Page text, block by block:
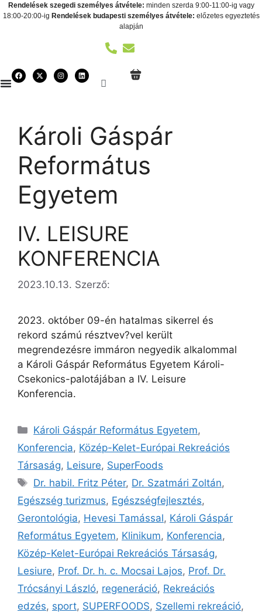
Rendelések szegedi személyes átvétele: minden szerda 9:00-11:00-ig vagy
18:00-20:00-ig Rendelések budapesti személyes átvétele: előzetes egyeztetés
alapján
Károli Gáspár
Református
Egyetem
IV. LEISURE
KONFERENCIA
2023.10.13. Szerző:
2023. október 09-én hatalmas sikerrel és
rekord számú résztvev?vel került
megrendezésre immáron negyedik alkalommal
a Károli Gáspár Református Egyetem Károli-
Csekonics-palotájában a IV. Leisure
Konferencia.
Károli Gáspár Református Egyetem,
Konferencia, Közép-Kelet-Európai Rekreációs
Társaság, Leisure, SuperFoods
Dr. habil. Fritz Péter, Dr. Szatmári Zoltán,
Egészség turizmus, Egészségfejlesztés,
Gerontológia, Hevesi Tamással, Károli Gáspár
Református Egyetem, Klinikum, Konferencia,
Közép-Kelet-Európai Rekreációs Társaság,
Lesiure, Prof. Dr. h. c. Mocsai Lajos, Prof. Dr.
Trócsányi László, regeneráció, Rekreációs
edzés, sport, SUPERFOODS, Szellemi rekreáció,